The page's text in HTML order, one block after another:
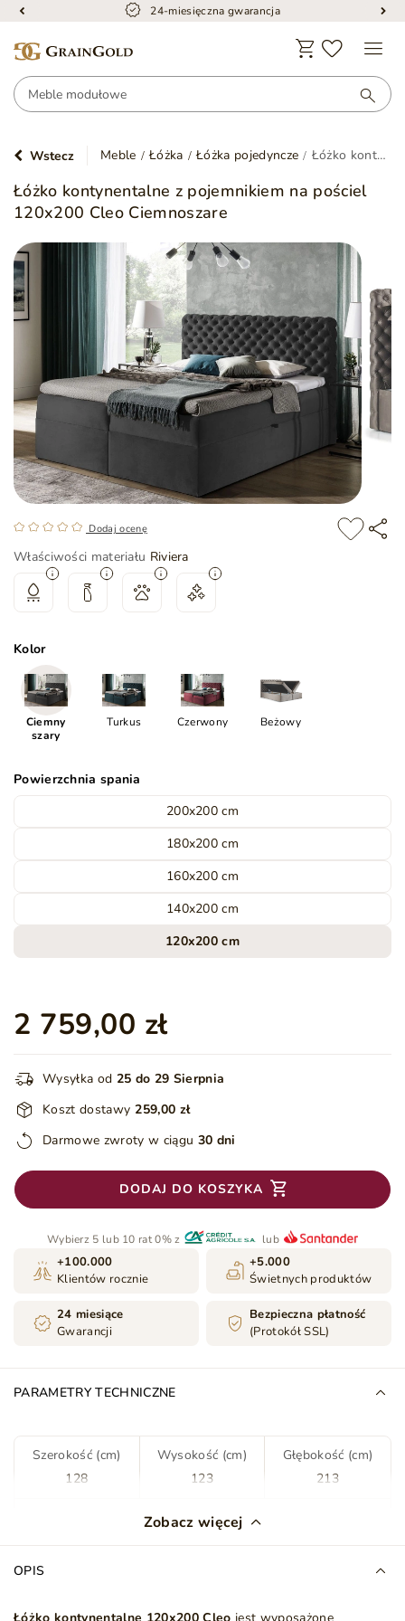
24-miesięczna gwarancja
Wstecz Meble Łóżka Łóżka pojedyncze Łóżko kontynentalne z pojemnikiem na pościel 120x200 Cleo Ciemnoszare
Łóżko kontynentalne z pojemnikiem na pościel
120x200 Cleo Ciemnoszare
Dodaj ocenę
Właściwości materiału Riviera
Kolor
Ciemny
szary
Turkus Czerwony Beżowy
Powierzchnia spania
200x200 cm
180x200 cm
160x200 cm
140x200 cm
120x200 cm
2 759,00 zł
Wysyłka od 25 do 29 Sierpnia
Koszt dostawy 259,00 zł
Darmowe zwroty w ciągu 30 dni
DODAJ DO KOSZYKA
Wybierz 5 lub 10 rat 0% z lub
+100.000
Klientów rocznie
+5.000
Świetnych produktów
24 miesiące
Gwarancji
Bezpieczna płatność
(Protokół SSL)
PARAMETRY TECHNICZNE
Szerokość (cm)
128
Wysokość (cm)
123
Głębokość (cm)
213
Ciemny szary
Zobacz więcej
OPIS
Łóżko kontynentalne 120x200 Cleo jest wyposażone